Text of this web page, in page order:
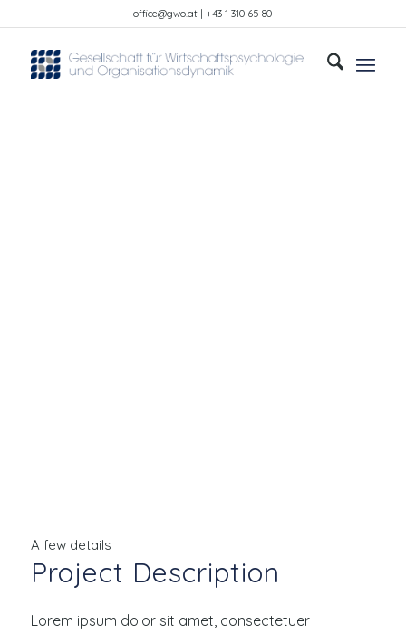
office@gwo.at | +43 1 310 65 80
A few details
Project Description
Lorem ipsum dolor sit amet, consectetuer